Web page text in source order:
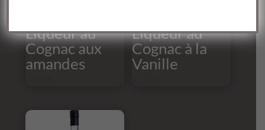
Liqueur au
Cognac aux
amandes
Liqueur au
Cognac à la
Vanille